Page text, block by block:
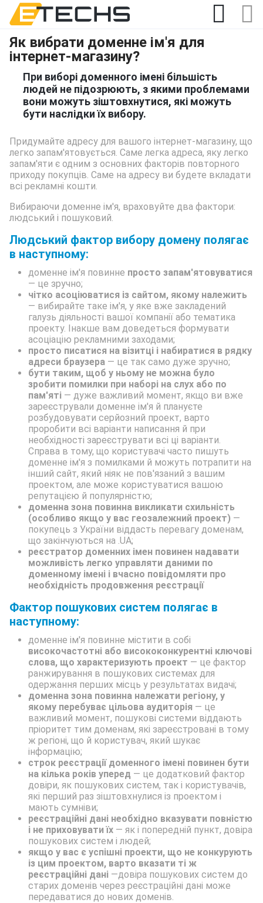
Як вибрати доменне ім'я для
інтернет-магазину?
При виборі доменного імені більшість
людей не підозрюють, з якими проблемами
вони можуть зіштовхнутися, які можуть
бути наслідки їх вибору.
Придумайте адресу для вашого інтернет-магазину, що
легко запам'ятовується. Саме легка адреса, яку легко
запам'яти є одним з основних факторів повторного
приходу покупців. Саме на адресу ви будете вкладати
всі рекламні кошти.
Вибираючи доменне ім'я, враховуйте два фактори:
людський і пошуковий.
Людський фактор вибору домену полягає
в наступному:
доменне ім'я повинне просто запам'ятовуватися
— це зручно;
чітко асоціюватися із сайтом, якому належить
— вибирайте таке ім'я, у яке вже закладений
галузь діяльності вашої компанії або тематика
проекту. Інакше вам доведеться формувати
асоціацію рекламними заходами;
просто писатися на візитці і набиратися в рядку
адреси браузера — це так само дуже зручно;
бути таким, щоб у ньому не можна було
зробити помилки при наборі на слух або по
пам'яті — дуже важливий момент, якщо ви вже
зареєстрували доменне ім'я й плануєте
розбудовувати серйозний проект, варто
проробити всі варіанти написання й при
необхідності зареєструвати всі ці варіанти.
Справа в тому, що користувачі часто пишуть
доменне ім'я з помилками й можуть потрапити на
інший сайт, який ніяк не пов'язаний з вашим
проектом, але може користуватися вашою
репутацією й популярністю;
доменна зона повинна викликати схильність
(особливо якщо у вас геозалежний проект) —
покупець з України віддасть перевагу доменам,
що закінчуються на .UA;
реєстратор доменних імен повинен надавати
можливість легко управляти даними по
доменному імені і вчасно повідомляти про
необхідність продовження реєстрації
Фактор пошукових систем полягає в
наступному:
доменне ім'я повинне містити в собі
високочастотні або висококонкурентні ключові
слова, що характеризують проект — це фактор
ранжирування в пошукових системах для
одержання перших місць у результатах видачі;
доменна зона повинна належати регіону, у
якому перебуває цільова аудиторія — це
важливий момент, пошукові системи віддають
пріоритет тим доменам, які зареєстровані в тому
ж регіоні, що й користувач, який шукає
інформацію;
строк реєстрації доменного імені повинен бути
на кілька років уперед — це додатковий фактор
довіри, як пошукових систем, так і користувачів,
які перший раз зіштовхнулися із проектом і
мають сумніви;
реєстраційні дані необхідно вказувати повністю
і не приховувати їх — як і попередній пункт, довіра
пошукових систем і людей;
якщо у вас є успішні проекти, що не конкурують
із цим проектом, варто вказати ті ж
реєстраційні дані —довіра пошукових систем до
старих доменів через реєстраційні дані може
передаватися до нових доменів.